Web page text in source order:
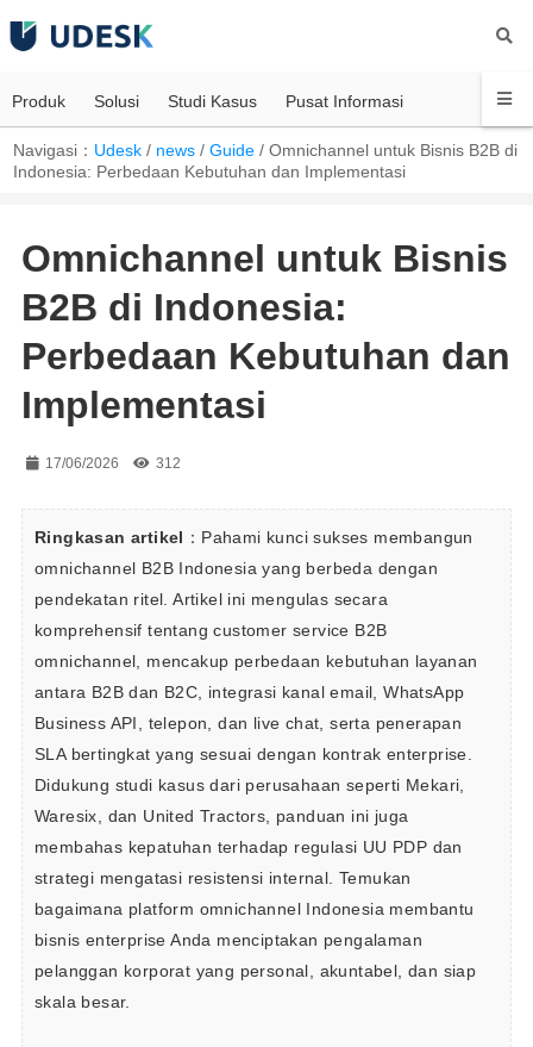
Produk Solusi Studi Kasus Pusat Informasi
Navigasi： Udesk / news /Guide /Omnichannel untuk Bisnis B2B di
Indonesia: Perbedaan Kebutuhan dan Implementasi
Omnichannel untuk Bisnis
B2B di Indonesia:
Perbedaan Kebutuhan dan
Implementasi
17/06/2026 312
Ringkasan artikel ：Pahami kunci sukses membangun
omnichannel B2B Indonesia yang berbeda dengan
pendekatan ritel. Artikel ini mengulas secara
komprehensif tentang customer service B2B
omnichannel, mencakup perbedaan kebutuhan layanan
antara B2B dan B2C, integrasi kanal email, WhatsApp
Business API, telepon, dan live chat, serta penerapan
SLA bertingkat yang sesuai dengan kontrak enterprise.
Didukung studi kasus dari perusahaan seperti Mekari,
Waresix, dan United Tractors, panduan ini juga
membahas kepatuhan terhadap regulasi UU PDP dan
strategi mengatasi resistensi internal. Temukan
bagaimana platform omnichannel Indonesia membantu
bisnis enterprise Anda menciptakan pengalaman
pelanggan korporat yang personal, akuntabel, dan siap
skala besar.